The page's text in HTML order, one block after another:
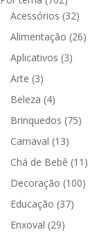
Acessórios (32)
Alimentação (26)
Aplicativos (3)
Arte (3)
Beleza (4)
Brinquedos (75)
Carnaval (13)
Chá de Bebê (11)
Decoração (100)
Educação (37)
Enxoval (29)